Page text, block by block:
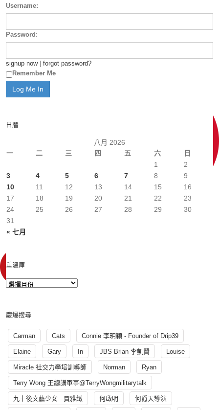
Username:
Password:
signup now| forgot password?
Remember Me
日曆
八月 2026
一
二 三 四 五 六 日
« 七月
1
2
3
4 5 6 7 8
9
10
11 12 13 14 15
16
17
18 19 20 21 22
23
24
25 26 27 28 29
30
31
重溫庫
慶爆搜尋
Carman Cats Connie 李玥穎 - Founder of Drip39
Elaine Gary In JBS Brian 李凱賢 Louise
Miracle 社交力學培訓導師 Norman Ryan
Terry Wong 王總講軍事@TerryWongmilitarytalk
九十後文藝少女 - 賈雅緻 何啟明 何爵天導演